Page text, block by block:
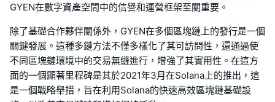
GYEN在數字資產空間中的信譽和運營框架至關重要。
除了基礎合作夥伴關係外，GYEN在多個區塊鏈上的發行是一個
關鍵發展。這種多鏈方法不僅多樣化了其可訪問性，還通過使
不同區塊鏈環境中的交易無縫進行，增強了其實用性。在這方
面的一個顯著里程碑是其於2021年3月在Solana上的推出，這
是一個戰略舉措，旨在利用Solana的快速高效區塊鏈基礎設